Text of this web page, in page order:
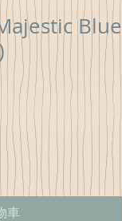
Blue
車